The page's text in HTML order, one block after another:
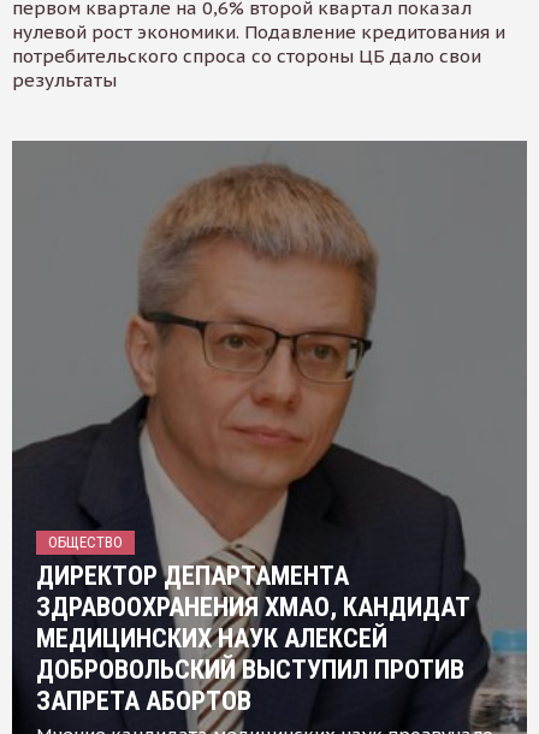
первом квартале на 0,6% второй квартал показал
нулевой рост экономики. Подавление кредитования и
потребительского спроса со стороны ЦБ дало свои
результаты
ОБЩЕСТВО
ДИРЕКТОР ДЕПАРТАМЕНТА
ЗДРАВООХРАНЕНИЯ ХМАО, КАНДИДАТ
МЕДИЦИНСКИХ НАУК АЛЕКСЕЙ
ДОБРОВОЛЬСКИЙ ВЫСТУПИЛ ПРОТИВ
ЗАПРЕТА АБОРТОВ